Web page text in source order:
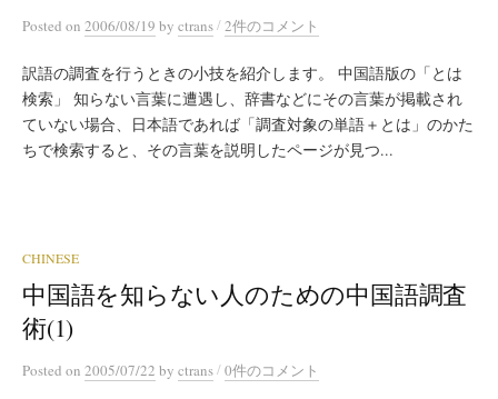
Posted on 2006/08/19 by ctrans/2件のコメント
訳語の調査を行うときの小技を紹介します。 中国語版の「とは
検索」 知らない言葉に遭遇し、辞書などにその言葉が掲載され
ていない場合、日本語であれば「調査対象の単語＋とは」のかた
ちで検索すると、その言葉を説明したページが見つ...
CHINESE
中国語を知らない人のための中国語調査
術(1)
Posted on 2005/07/22 by ctrans/0件のコメント